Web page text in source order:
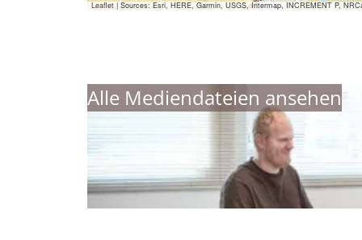
Leaflet|Sources: Esri, HERE, Garmin, USGS, Intermap, INCREMENT P,
Alle Mediendateien ansehen